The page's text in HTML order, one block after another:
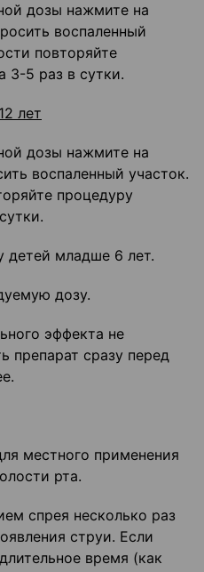
дозы нажмите на
воспаленный
повторяйте
3-5 раз в сутки.
лет
дозы нажмите на
воспаленный участок.
процедуру
детей младше 6 лет.
дозу.
эффекта не
препарат сразу перед
местного применения
рта.
спрея несколько раз
струи. Если
время (как